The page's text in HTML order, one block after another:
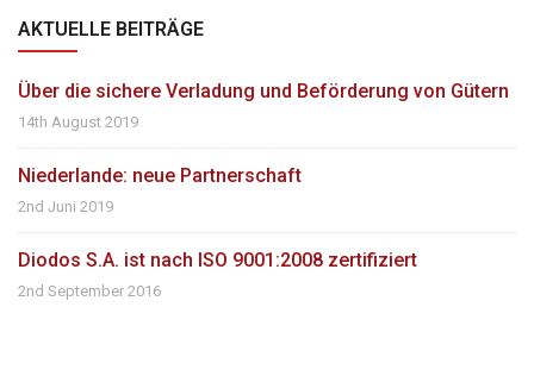
AKTUELLE BEITRÄGE
Über die sichere Verladung und Beförderung von Gütern
14th August 2019
Niederlande: neue Partnerschaft
2nd Juni 2019
Diodos S.A. ist nach ISO 9001:2008 zertifiziert
2nd September 2016